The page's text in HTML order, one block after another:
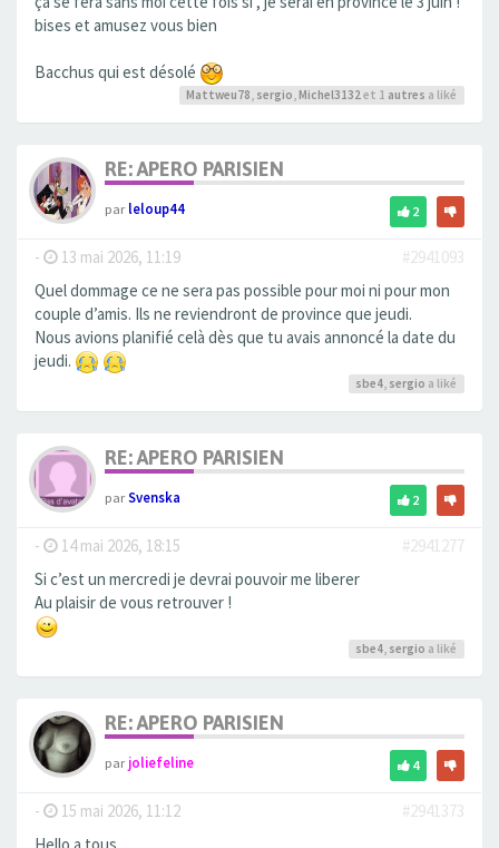
bises et amusez vous bien
Bacchus qui est désolé
Mattweu78 sergio Michel3132 et 1 autres a liké
RE: APERO PARISIEN
parleloup44 2
- 13 mai 2026, 11:19
#2941093
Quel dommage ce ne sera pas possible pour moi ni pour mon
couple d’amis. Ils ne reviendront de province que jeudi.
Nous avions planifié celà dès que tu avais annoncé la date du
jeudi.
sbe4 sergio a liké
RE: APERO PARISIEN
parSvenska 2
- 14 mai 2026, 18:15
#2941277
Si c’est un mercredi je devrai pouvoir me liberer
Au plaisir de vous retrouver !
sbe4 sergio a liké
RE: APERO PARISIEN
parjoliefeline 4
- 15 mai 2026, 11:12
#2941373